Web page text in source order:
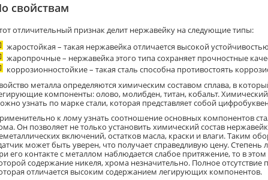
свойствам
отличительный признак делит нержавейку на следующие типы:
жаростойкая – такая нержавейка отличается высокой
жаропрочные – нержавейка этого типа сохраняет прочностные
коррозионностойкие – такая сталь способна противостоять
металла определяются химическим составом сплава, в
компоненты: олово, молибден, титан, кобальт.
узнать по марке стали, которая представляет собой
к лому узнать соотношение основных компонентов
Он позволяет не только установить химический состав
включений, остатков масла, краски и влаги. Таким
может быть уверен, что получает справедливую цену.
его контакте с металлом наблюдается слабое притяжение, то в
содержание никеля, хрома незначительно. Полное
отличается высоким содержанием легирующих компонентов.